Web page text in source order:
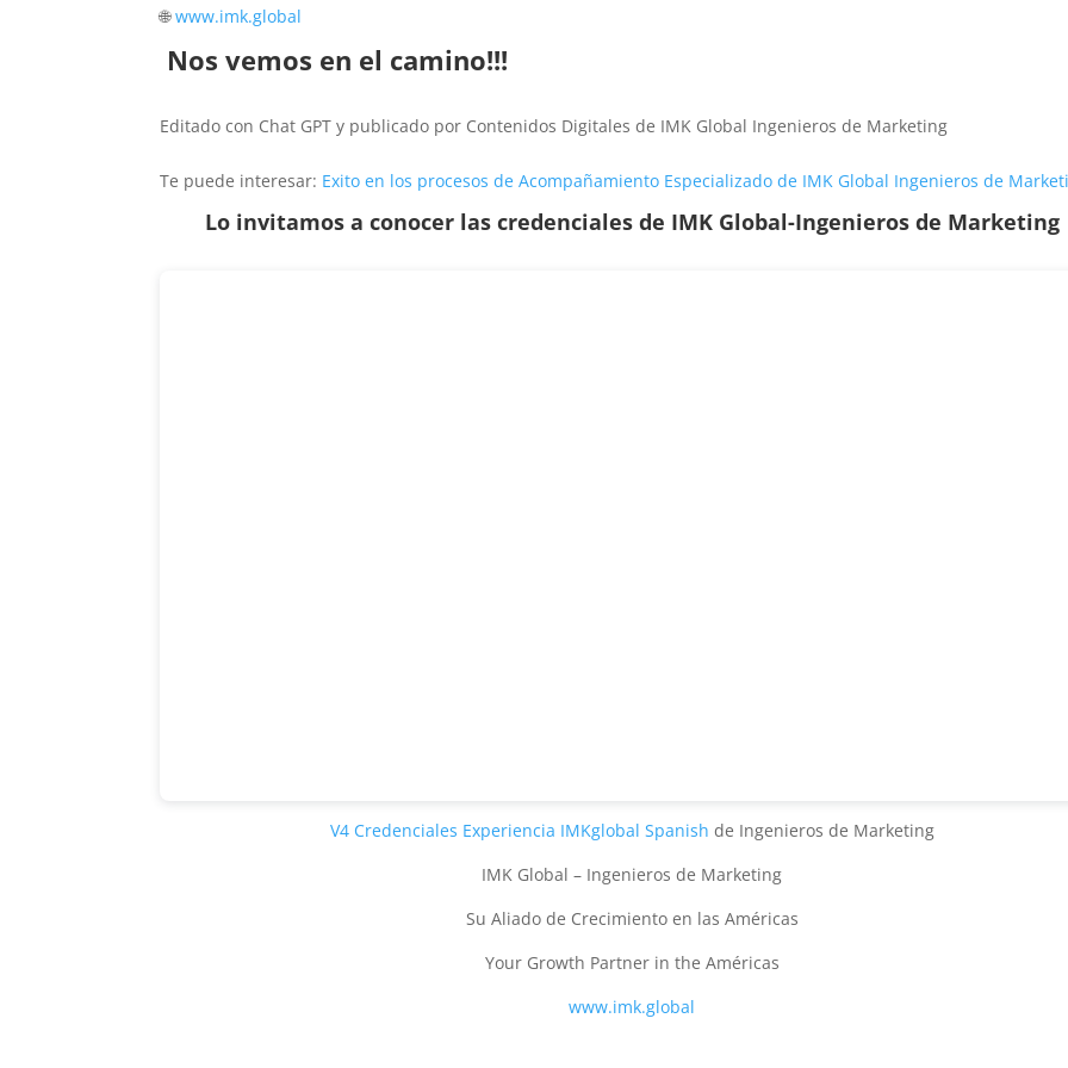
🌐www.imk.global
Nos vemos en el camino!!!
Editado con Chat GPT y publicado por Contenidos Digitales de IMK Global Ingenieros de Marketing
Te puede interesar: Exito en los procesos de Acompañamiento Especializado de IMK Global Ingenieros de
Lo invitamos a conocer las credenciales de IMK Global-Ingenieros de Marketing
V4 Credenciales Experiencia IMKglobal Spanish de Ingenieros de Marketing
IMK Global – Ingenieros de Marketing
Su Aliado de Crecimiento en las Américas
Your Growth Partner in the Américas
www.imk.global